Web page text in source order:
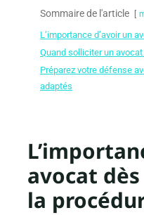
Sommaire de l'article
L’importance d’avoir un
Quand solliciter un
Préparez votre défense
adaptés
avocat
la